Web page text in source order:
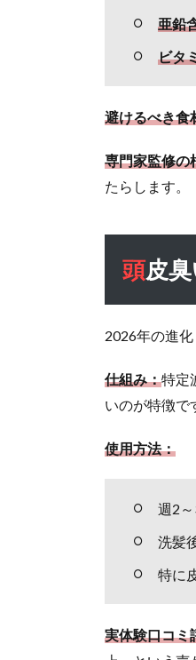
ズ・
製品
おす
ラン
キン
1.8
スケジ
ュール
（
年版）
くあ
問集
亜鉛
ビタ
避けるべき食
専門家監修の
たらします。
頭皮
2026年の進
仕組み：特定
いのが特徴で
使用方法：
週2
洗髪
特に
実体験口コミ